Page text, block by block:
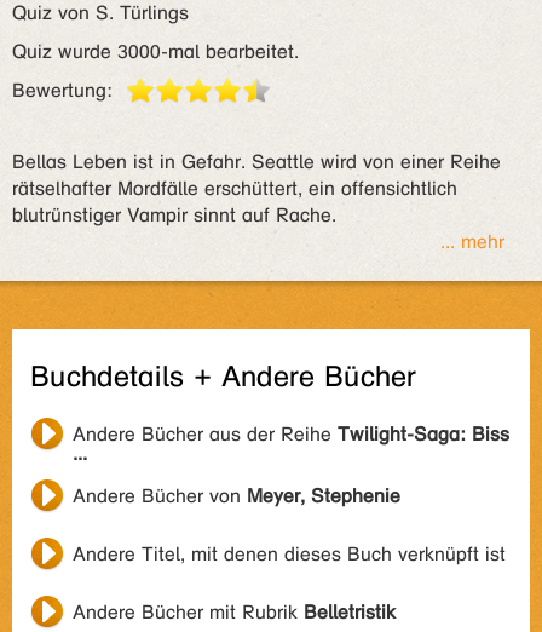
Quiz von S. Türlings
Quiz wurde 3000-mal bearbeitet.
Bewertung:
Bellas Leben ist in Gefahr. Seattle wird von einer Reihe
rätselhafter Mordfälle erschüttert, ein offensichtlich
blutrünstiger Vampir sinnt auf Rache.
... mehr
Buchdetails + Andere Bücher
Andere Bücher aus der Reihe Twilight-Saga: Biss
...
Andere Bücher von Meyer, Stephenie
Andere Titel, mit denen dieses Buch verknüpft ist
Andere Bücher mit Rubrik Belletristik